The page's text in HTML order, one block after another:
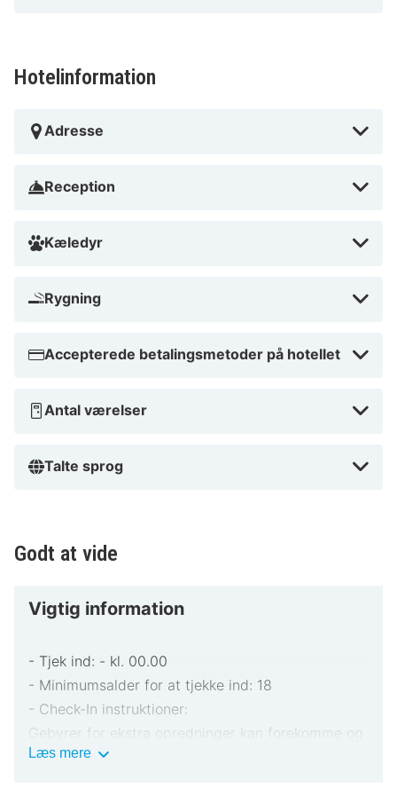
Hotelinformation
Adresse
Reception
Kæledyr
Rygning
Accepterede betalingsmetoder på hotellet
Antal værelser
Talte sprog
Godt at vide
Vigtig information
- Tjek ind: - kl. 00.00
- Minimumsalder for at tjekke ind: 18
- Check-In instruktioner:
Gebyrer for ekstra opredninger kan forekomme og
varierer afhængigt af overnatningsstedets politik
Læs mereVigtig